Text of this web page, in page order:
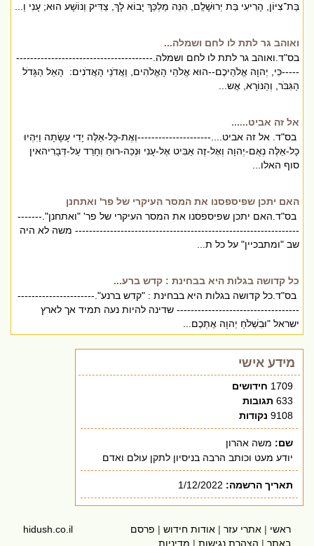
בַּת־צִיּוֹן, הָרִיעִי בַּת יְרוּשָׁלִַם, הִנֵּה מַלְכֵּךְ יָבוֹא לָךְ, צַדִּיק וְנוֹשָׁע הוּא; עָנִי וְ...
ואוהב גר לתת לו לחם ושמלה...
בס"ד.ואוהב גר לתת לו לחם ושמלה.---------------------------------------
-----כִּי, יְהוָה אֱלֹהֵיכֶם--הוּא אֱלֹהֵי הָאֱלֹהִים, וַאֲדֹנֵי הָאֲדֹנִים: הָאֵל הַגָּדֹל
הַגִּבֹּר, וְהַנּוֹרָא, אֲש...
אל זה אביט......
בס"ד. אל זה אביט....---------------------וְאֶת-כָּל-אֵלֶּה יָדִי עָשָׂתָה וַיִּהְיוּ
כָל-אֵלֶּה נְאֻם-יְהוָה וְאֶל-זֶה אַבִּיט אֶל-עָנִי וּנְכֵה-רוּחַ וְחָרֵד עַל-דְּבָרִיהאין
סוף האלו...
האם יתכן שפיספסנו את המסר העיקרי של פר' ואתחנן
בס"ד.האם יתכן שפיספסנו את המסר העיקרי של פר' "ואתחנן".-------
---------------------------------------------------------------- משה לא היה
שב "ומתבכיין" על כל ת...
כל קדושה בגלות היא בבחינת : קדש ברע...
בס"ד.כל קדושה בגלות היא בבחינת : "קדש ברנע".----------------------
----------------------------------- שדינה להיות נעה תמיד אך לארץ
ישראל "וּבִשְׁלֹחַ יְהוָה אֶתְכֶם...
מידע אישי
1709 חידושים
633 תגובות
9108 נקודות
שם: משה אהרון
יודע מעט וכותב הרבה בניסיון לתקן עולם ואדם
תאריך הרשמה: 1/12/2022
ראשי | אתרי עזר | אודות חידוש | פרסם
באתר | הצהרת נגישות | מדיניות
hidush.co.il